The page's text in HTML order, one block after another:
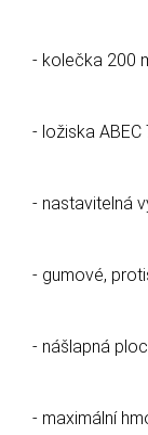
- kolečka 200
- ložiska ABEC
- nastavitelná
- gumové,
- nášlapná
- maximální